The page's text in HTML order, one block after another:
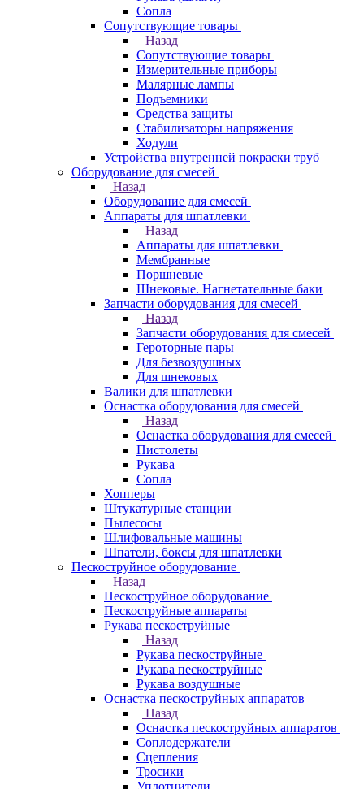
Сопла
Сопутствующие товары
Назад
Сопутствующие товары
Измерительные приборы
Малярные лампы
Подъемники
Средства защиты
Стабилизаторы напряжения
Ходули
Устройства внутренней покраски труб
Оборудование для смесей
Назад
Оборудование для смесей
Аппараты для шпатлевки
Назад
Аппараты для шпатлевки
Мембранные
Поршневые
Шнековые. Нагнетательные баки
Запчасти оборудования для смесей
Назад
Запчасти оборудования для смесей
Героторные пары
Для безвоздушных
Для шнековых
Валики для шпатлевки
Оснастка оборудования для смесей
Назад
Оснастка оборудования для смесей
Пистолеты
Рукава
Сопла
Хопперы
Штукатурные станции
Пылесосы
Шлифовальные машины
Шпатели, боксы для шпатлевки
Пескоструйное оборудование
Назад
Пескоструйное оборудование
Пескоструйные аппараты
Рукава пескоструйные
Назад
Рукава пескоструйные
Рукава пескоструйные
Рукава воздушные
Оснастка пескоструйных аппаратов
Назад
Оснастка пескоструйных аппаратов
Соплодержатели
Сцепления
Тросики
Уплотнители